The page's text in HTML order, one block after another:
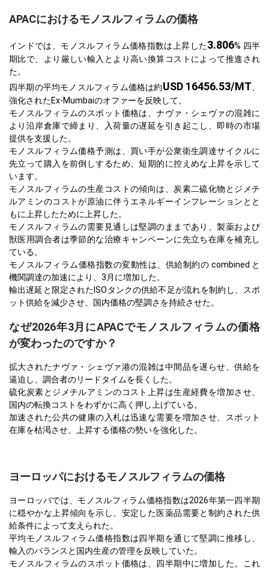
APACにおけるモノスルフィラムの価格
インドでは、モノスルフィラム価格指数は上昇した3.806% 四半
期比で、より厳しい輸入とより高い換算コストによって推進され
た。
四半期の平均モノスルフィラム価格は約USD 16456.53/MT、
強化されたEx-Mumbaiのオファーを反映して。
モノスルフィラムのスポット価格は、ナヴァ・シェヴァの混雑に
より沿岸倉庫で締まり、入荷量の遅延を引き起こし、即時の市場
提供を支援した。
モノスルフィラム価格予測は、買い手が公衆衛生調達サイクルに
先立って購入を前倒しするため、短期的に控えめな上昇を示して
います。
モノスルフィラムの生産コストの傾向は、炭素二硫化物とジメチ
ルアミンのコストが原油に伴うエネルギーインフレーションとと
もに上昇したために上昇した。
モノスルフィラムの需要見通しは堅調のままであり、製薬および
獣医用調合者は季節的な治療キャンペーンに先立ち在庫を補充し
ている。
モノスルフィラム価格指数の変動性は、供給制約の combined と
機関調達の加速により、3月に増加した。
輸出遅延と限定されたISOタンクの供給不足が流れを制約し、スポ
ット供給を減少させ、国内価格の堅調さを持続させた。
なぜ2026年3月にAPACでモノスルフィラムの価格
が変わったのですか？
拡大されたナヴァ・シェヴァ港の混雑は中間品を遅らせ、供給を
逼迫し、調合者のリードタイムを長くした。
硫化炭素とジメチルアミンのコスト上昇は生産経費を増加させ、
国内の転換コストをわずかに高く押し上げている。
加速された公共の健康の入札は迅速な需要を増加させ、スポット
在庫を枯渇させ、上昇する価格の勢いを強化した。
ヨーロッパにおけるモノスルフィラムの価格
ヨーロッパでは、モノスルフィラム価格指数は2026年第一四半期
に穏やかな上昇傾向を示し、安定した医薬品需要と制約された供
給条件によって支えられた。
平均モノスルフィラム価格指数は四半期を通じて堅調に推移し、
輸入のバランスと国内生産の管理を反映していた。
モノスルフィラムのスポット価格は、四半期中に増加した。これ